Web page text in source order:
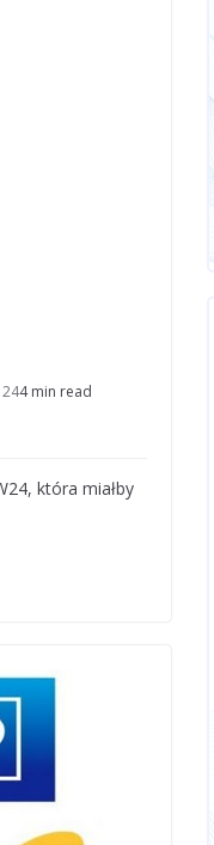
4 min read
która miałby